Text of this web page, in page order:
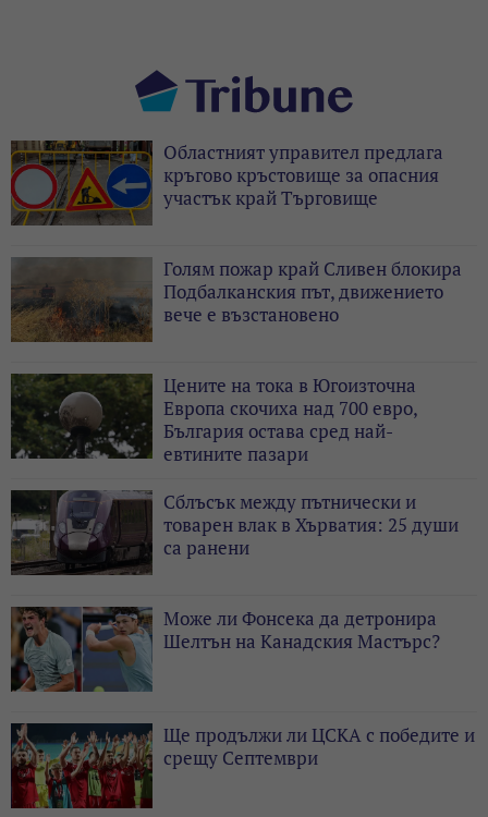
Областният управител предлага
кръгово кръстовище за опасния
участък край Търговище
Голям пожар край Сливен блокира
Подбалканския път, движението
вече е възстановено
Цените на тока в Югоизточна
Европа скочиха над 700 евро,
България остава сред най-
евтините пазари
Сблъсък между пътнически и
товарен влак в Хърватия: 25 души
са ранени
Може ли Фонсека да детронира
Шелтън на Канадския Мастърс?
Ще продължи ли ЦСКА с победите и
срещу Септември